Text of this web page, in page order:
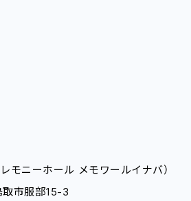
レモニーホール メモワールイナバ）
市服部15-3